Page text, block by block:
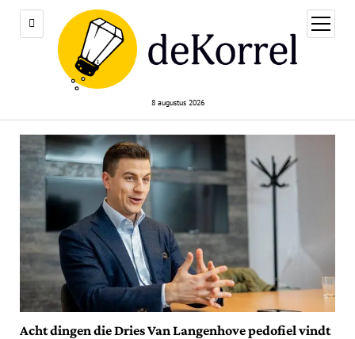
8 augustus 2026
open
menu
Acht dingen die Dries Van Langenhove pedofiel vindt